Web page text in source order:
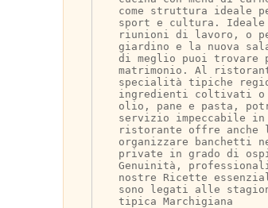
come struttura ideale
sport e cultura. Ideale
riunioni di lavoro, o
giardino e la nuova
di meglio puoi
matrimonio. Al
specialità tipiche
ingredienti coltivati o
olio, pane e pasta,
servizio impeccabile
ristorante offre
organizzare banchetti
private in grado di
Genuinità,
nostre Ricette
sono legati alle
tipica Marchigiana